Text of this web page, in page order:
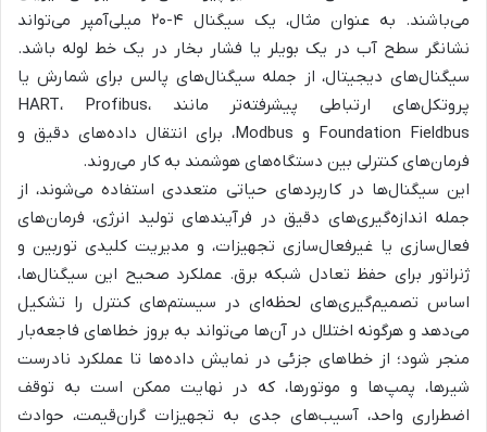
می‌باشند. به عنوان مثال، یک سیگنال ۴-۲۰ میلی‌آمپر می‌تواند
نشانگر سطح آب در یک بویلر یا فشار بخار در یک خط لوله باشد.
سیگنال‌های دیجیتال، از جمله سیگنال‌های پالس برای شمارش یا
پروتکل‌های ارتباطی پیشرفته‌تر مانند HART، Profibus،
Foundation Fieldbus و Modbus، برای انتقال داده‌های دقیق و
فرمان‌های کنترلی بین دستگاه‌های هوشمند به کار می‌روند.
این سیگنال‌ها در کاربردهای حیاتی متعددی استفاده می‌شوند، از
جمله اندازه‌گیری‌های دقیق در فرآیندهای تولید انرژی، فرمان‌های
فعال‌سازی یا غیرفعال‌سازی تجهیزات، و مدیریت کلیدی توربین و
ژنراتور برای حفظ تعادل شبکه برق. عملکرد صحیح این سیگنال‌ها،
اساس تصمیم‌گیری‌های لحظه‌ای در سیستم‌های کنترل را تشکیل
می‌دهد و هرگونه اختلال در آن‌ها می‌تواند به بروز خطاهای فاجعه‌بار
منجر شود؛ از خطاهای جزئی در نمایش داده‌ها تا عملکرد نادرست
شیرها، پمپ‌ها و موتورها، که در نهایت ممکن است به توقف
اضطراری واحد، آسیب‌های جدی به تجهیزات گران‌قیمت، حوادث